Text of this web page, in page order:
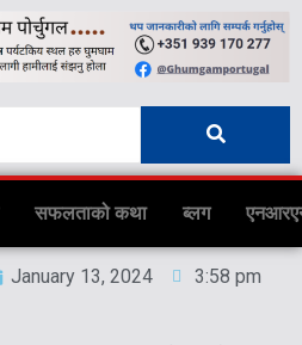
सफलताको कथा ब्लग
January 13, 2024
3:58 pm